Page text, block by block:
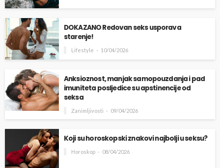
DOKAZANO Redovan seks usporava
starenje!
Lifestyle 10/04/2026
Anksioznost, manjak samopouzdanja i pad
imuniteta posljedice su apstinencije od
seksa
Zanimljivosti 09/04/2026
Koji su horoskopski znakovi najbolji u seksu?
Horoskop 08/04/2026